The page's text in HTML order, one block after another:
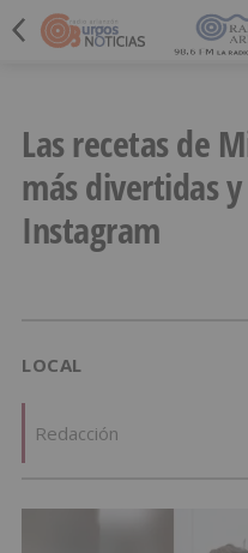
Las recetas de
más divertidas
Instagram
LOCAL
Redacción